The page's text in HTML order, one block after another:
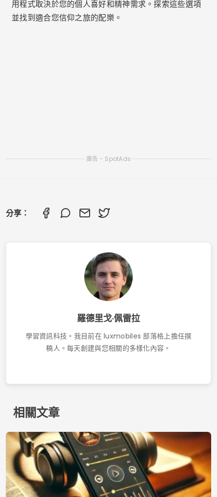
探索無需互聯網即可聽音樂的最佳應用程序
© 2026 Inglatech